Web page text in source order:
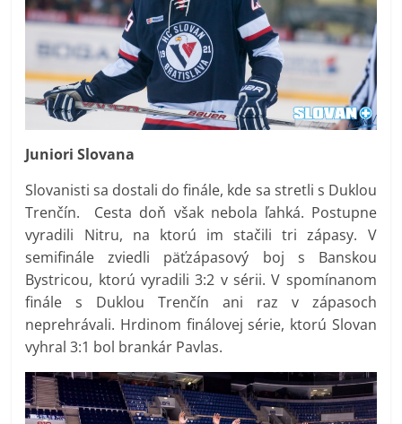
Juniori Slovana
Slovanisti sa dostali do finále, kde sa stretli s Duklou
Trenčín. Cesta doň však nebola ľahká. Postupne
vyradili Nitru, na ktorú im stačili tri zápasy. V
semifinále zviedli päťzápasový boj s Banskou
Bystricou, ktorú vyradili 3:2 v sérii. V spomínanom
finále s Duklou Trenčín ani raz v zápasoch
neprehrávali. Hrdinom finálovej série, ktorú Slovan
vyhral 3:1 bol brankár Pavlas.